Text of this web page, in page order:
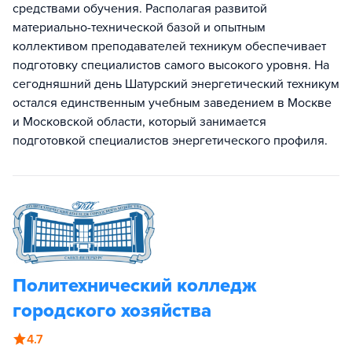
средствами обучения. Располагая развитой
материально-технической базой и опытным
коллективом преподавателей техникум обеспечивает
подготовку специалистов самого высокого уровня. На
сегодняшний день Шатурский энергетический техникум
остался единственным учебным заведением в Москве
и Московской области, который занимается
подготовкой специалистов энергетического профиля.
Политехнический колледж
городского хозяйства
4.7